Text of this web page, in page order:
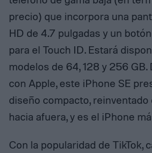
precio) que incorpora una
HD de 4.7 pulgadas y un
para el Touch ID. Estará
modelos de 64, 128 y 256 GB.
con Apple, este iPhone SE
diseño compacto, reinventado
hacia afuera, y es el iPhone
Con la popularidad de TikTok,